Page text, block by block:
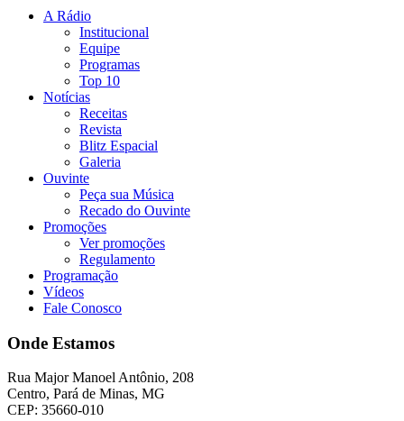
A Rádio
Institucional
Equipe
Programas
Top 10
Notícias
Receitas
Revista
Blitz Espacial
Galeria
Ouvinte
Peça sua Música
Recado do Ouvinte
Promoções
Ver promoções
Regulamento
Programação
Vídeos
Fale Conosco
Onde Estamos
Rua Major Manoel Antônio, 208
Centro, Pará de Minas, MG
CEP: 35660-010